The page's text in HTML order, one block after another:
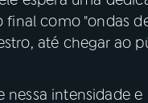
como "ondas
até chegar ao
nessa intensidade